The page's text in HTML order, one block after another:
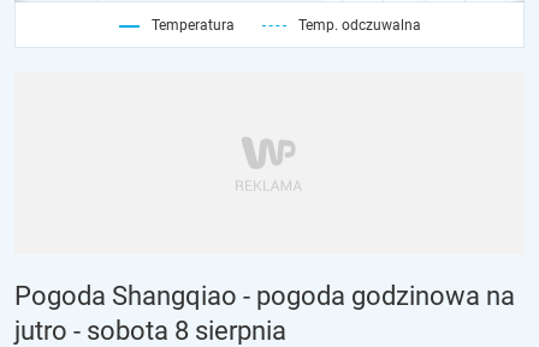
Temperatura Temp. odczuwalna
Pogoda Shangqiao - pogoda godzinowa na
jutro - sobota 8 sierpnia